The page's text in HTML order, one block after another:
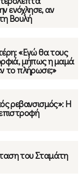
ενόχλησε, αν
Βουλή
«Εγώ θα τους
μήπως η μαμά
το πλήρωσε;»
ρεβανσισμός»: Η
του Σταμάτη